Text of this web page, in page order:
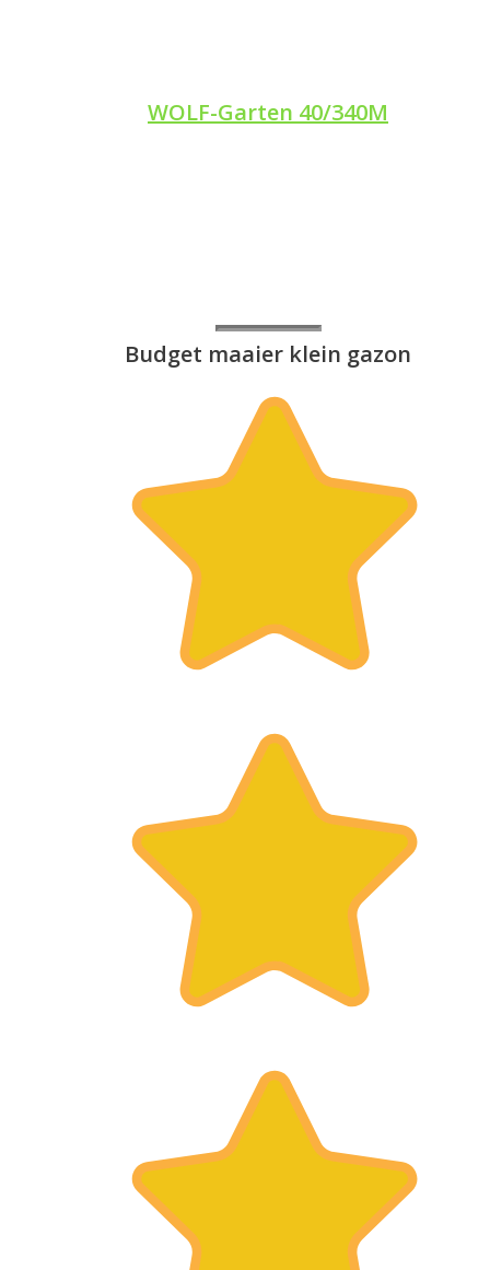
WOLF-Garten 40/340M
Budget maaier klein gazon